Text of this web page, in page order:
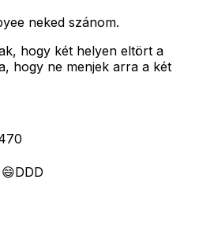
neked szánom.
hogy két helyen eltört a
hogy ne menjek arra a két